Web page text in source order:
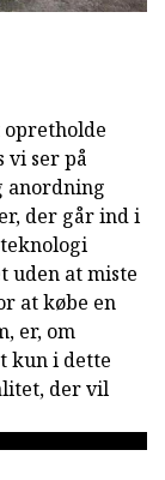
vi ser på
anordning
der går ind i
uden at miste
at købe en
er, om
kun i dette
der vil